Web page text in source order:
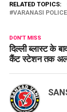
RELATED TOPICS:
VARANASI POLICE
DON'T MISS
दिल्ली ब्लास्ट के
कैंट स्टेशन तक